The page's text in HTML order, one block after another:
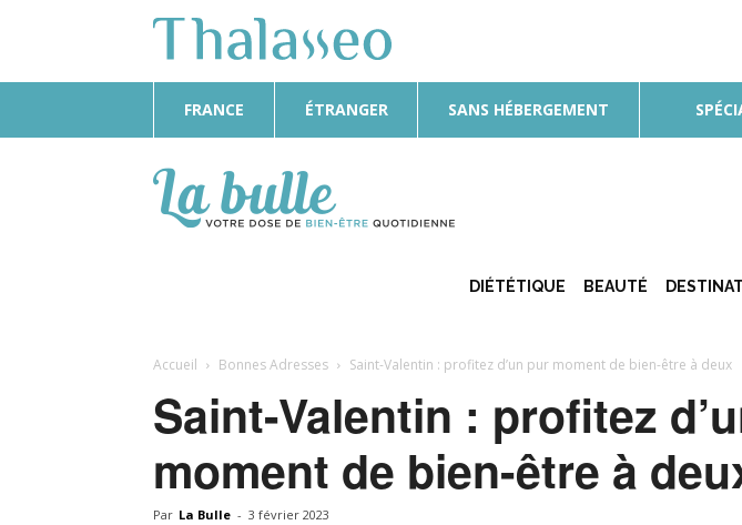
FRANCE ÉTRANGER SANS HÉBERGEMENT
Bulle
DIÉTÉTIQUE BEAUTÉ
Accueil Bonnes Adresses Saint-Valentin : profitez d’un pur moment de bien-être à deux
Saint-Valentin : profitez
moment de bien-être à
Par La Bulle - 3 février 2023